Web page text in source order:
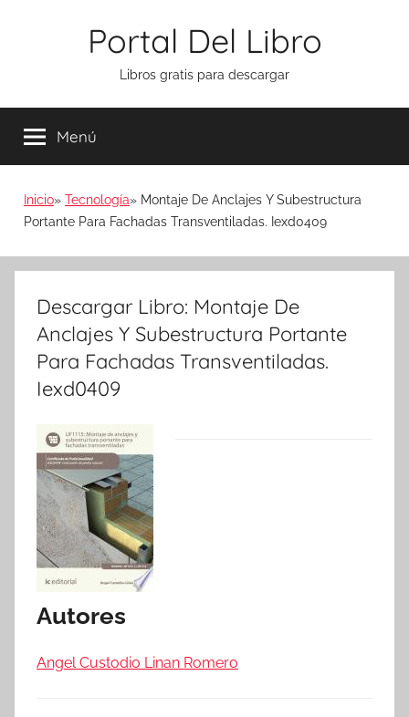
Portal Del Libro
Libros gratis para descargar
Menú
Inicio Tecnología
Montaje De Anclajes Y Subestructura
Portante Para Fachadas Transventiladas. Iexd0409
Descargar Libro: Montaje De
Anclajes Y Subestructura Portante
Para Fachadas Transventiladas.
Iexd0409
Autores
Angel Custodio Linan Romero